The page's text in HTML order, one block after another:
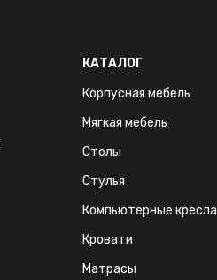
КАТАЛОГ
Корпусная мебель
Мягкая мебель
Столы
Стулья
Компьютерные кресла
Кровати
Матрасы